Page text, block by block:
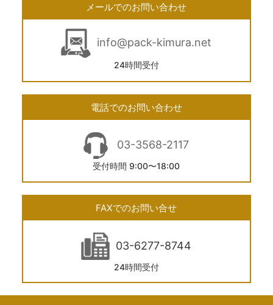
メールでのお問い合わせ
info@pack-kimura.net
24時間受付
電話でのお問い合わせ
03-3568-2117
受付時間 9:00〜18:00
FAXでのお問い合せ
03-6277-8744
24時間受付